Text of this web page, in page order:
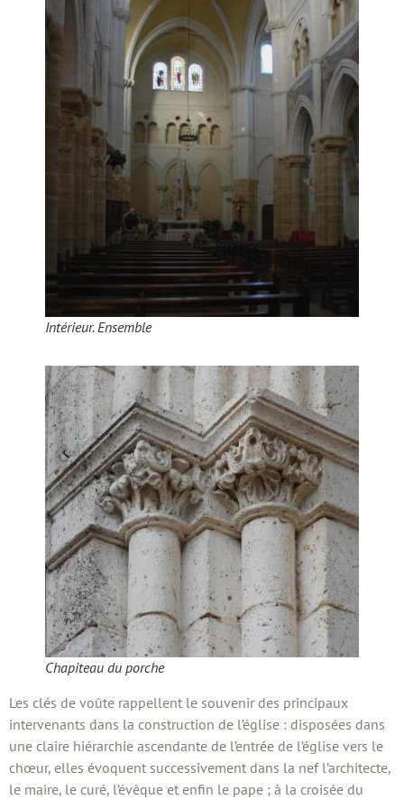
Intérieur. Ensemble
Chapiteau du porche
Les clés de voûte rappellent le souvenir des principaux
intervenants dans la construction de l’église : disposées dans
une claire hiérarchie ascendante de l’entrée de l’église vers le
chœur, elles évoquent successivement dans la nef l’architecte,
le maire, le curé, l’évêque et enfin le pape ; à la croisée du